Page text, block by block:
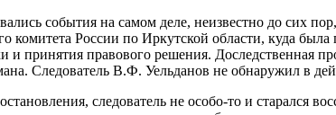
события на самом деле, неизвестно до сих
комитета России по Иркутской области, куда
и принятия правового решения. Доследственная
Следователь В.Ф. Уельданов не обнаружил в
следователь не особо-то и